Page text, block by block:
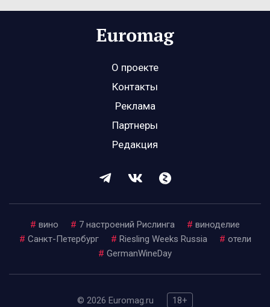
О проекте
Контакты
Реклама
Партнеры
Редакция
# вино # 7 настроений Рислинга # виноделие
# Санкт-Петербург # Riesling Weeks Russia # отели
# GermanWineDay
© 2026 Euromag.ru
18+